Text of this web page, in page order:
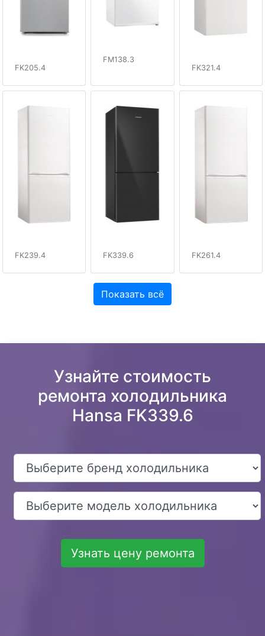
FK205.4
FM138.3
FK321.4
FK239.4 FK339.6 FK261.4
Показать всё
Узнайте стоимость
ремонта холодильника
Hansa FK339.6
Узнать цену ремонта